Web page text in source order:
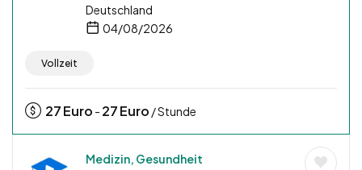
Deutschland
04/08/2026
Vollzeit
27Euro - 27Euro / Stunde
Medizin, Gesundheit